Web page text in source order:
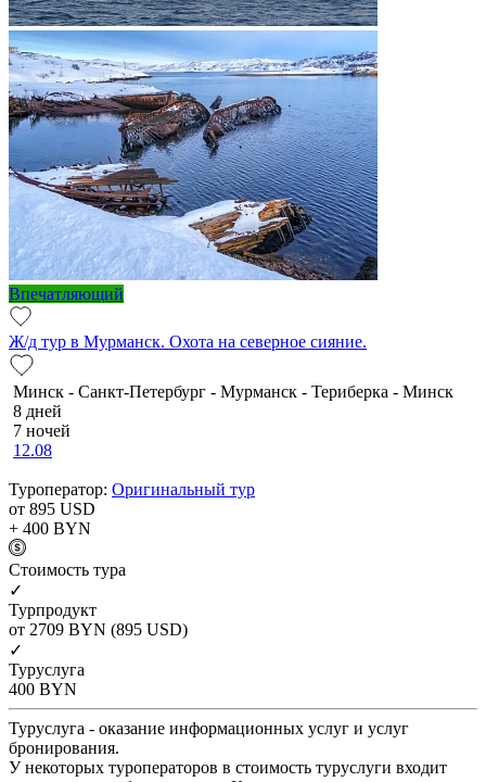
Впечатляющий
Ж/д тур в Мурманск. Охота на северное сияние.
Минск - Санкт-Петербург - Мурманск - Териберка - Минск
8 дней
7 ночей
12.08
Туроператор: Оригинальный тур
от 895 USD
+ 400 BYN
Cтоимость тура
✓
Турпродукт
от 2709 BYN (895 USD)
✓
Туруслуга
400 BYN
Туруслуга - оказание информационных услуг и услуг
бронирования.
У некоторых туроператоров в стоимость туруслуги входит